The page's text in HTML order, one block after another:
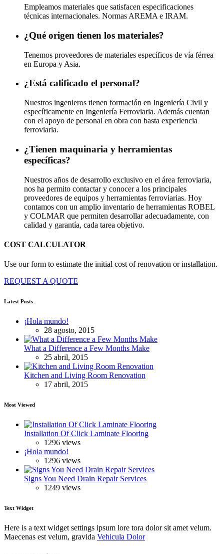
Empleamos materiales que satisfacen especificaciones
técnicas internacionales. Normas AREMA e IRAM.
¿Qué origen tienen los materiales?
Tenemos proveedores de materiales específicos de vía férrea
en Europa y Asia.
¿Está calificado el personal?
Nuestros ingenieros tienen formación en Ingeniería Civil y
específicamente en Ingeniería Ferroviaria. Además cuentan
con el apoyo de personal en obra con basta experiencia
ferroviaria.
¿Tienen maquinaria y herramientas
específicas?
Nuestros años de desarrollo exclusivo en el área ferroviaria,
nos ha permito contactar y conocer a los principales
proveedores de equipos y herramientas ferroviarias. Hoy
contamos con un amplio inventario de herramientas ROBEL
y COLMAR que permiten desarrollar adecuadamente, con
calidad y garantía, cada tarea objetivo.
COST CALCULATOR
Use our form to estimate the initial cost of renovation or installation.
REQUEST A QUOTE
Latest Posts
¡Hola mundo!
28 agosto, 2015
What a Difference a Few Months Make
25 abril, 2015
Kitchen and Living Room Renovation
17 abril, 2015
Most Viewed
Installation Of Click Laminate Flooring
1296 views
¡Hola mundo!
1296 views
Signs You Need Drain Repair Services
1249 views
Text Widget
Here is a text widget settings ipsum lore tora dolor sit amet velum.
Maecenas est velum, gravida Vehicula Dolor